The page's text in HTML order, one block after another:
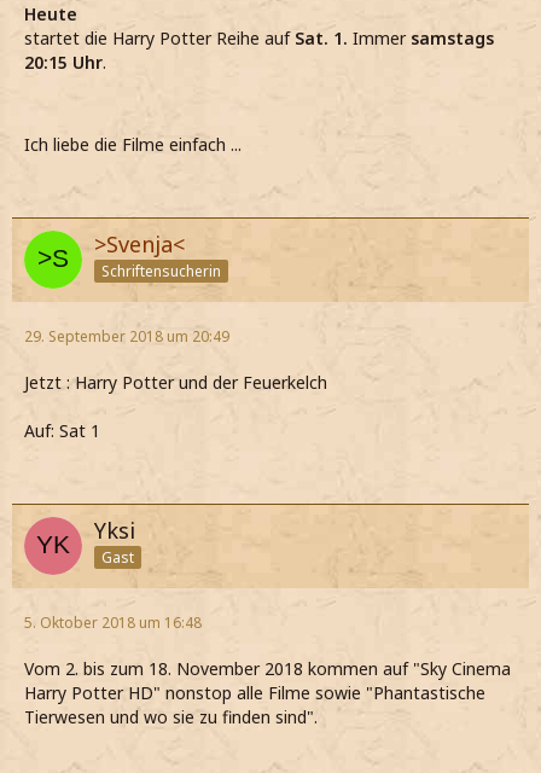
Heute
startet die Harry Potter Reihe auf Sat. 1. Immer samstags
20:15 Uhr.
Ich liebe die Filme einfach ...
>Svenja<
Schriftensucherin
29. September 2018 um 20:49
Jetzt : Harry Potter und der Feuerkelch
Auf: Sat 1
Yksi
Gast
5. Oktober 2018 um 16:48
Vom 2. bis zum 18. November 2018 kommen auf "Sky Cinema
Harry Potter HD" nonstop alle Filme sowie "Phantastische
Tierwesen und wo sie zu finden sind".